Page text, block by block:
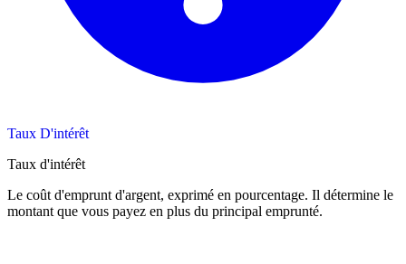
Taux D'intérêt
Taux d'intérêt
Le coût d'emprunt d'argent, exprimé en pourcentage. Il détermine le
montant que vous payez en plus du principal emprunté.